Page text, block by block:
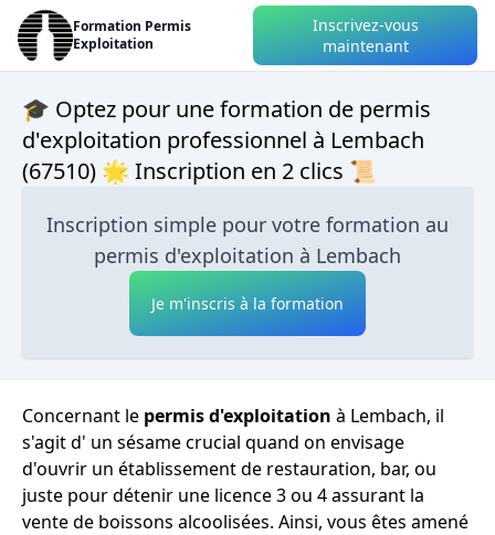
Formation Permis
Exploitation
Inscrivez-vous
maintenant
🎓 Optez pour une formation de permis
d'exploitation professionnel à Lembach
(67510) 🌟 Inscription en 2 clics 📜
Inscription simple pour votre formation au
permis d'exploitation à Lembach
Je m'inscris à la formation
Concernant le permis d'exploitation à Lembach, il
s'agit d' un sésame crucial quand on envisage
d'ouvrir un établissement de restauration, bar, ou
juste pour détenir une licence 3 ou 4 assurant la
vente de boissons alcoolisées. Ainsi, vous êtes amené